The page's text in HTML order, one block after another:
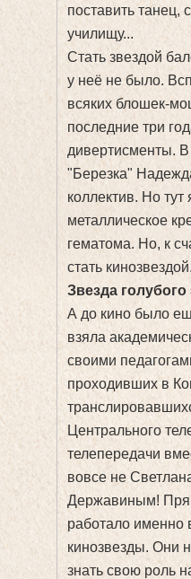
поставить танец,
училищу...
Стать звездой
у неё не было.
всяких блошек-
последние три
дивертисменты. В
"Березка"
коллектив. Но
металлическое
гематома. Но, к
стать
Звезда голубого
А до кино было
взяла
своими
проходивших в
Центрального
телепередачи
вовсе не
Державиным!
работало именно
кинозвезды. Они
знать свою роль